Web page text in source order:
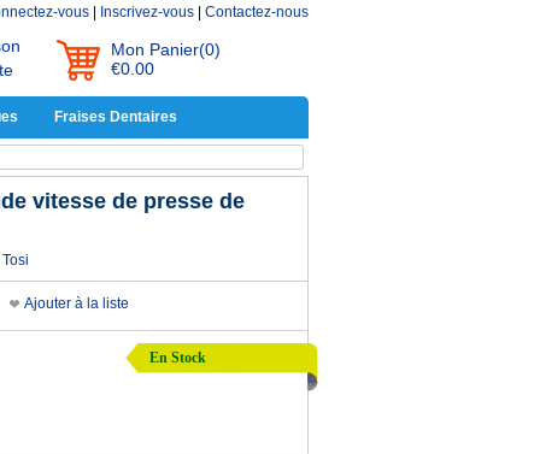
vous Inscrivez-vous Contactez-nous
Mon Panier(0)
€0.00
Fraises Dentaires
vitesse de presse de
Tosi
Ajouter à la liste
En Stock